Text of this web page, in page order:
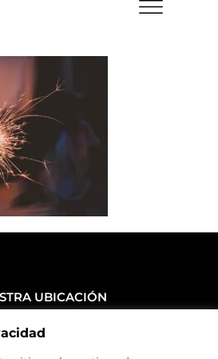
UBICACIÓN
mira como llegar a la tienda
CON NOSOTROS